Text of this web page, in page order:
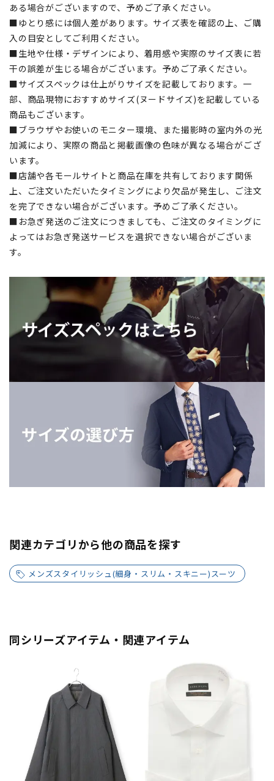
ある場合がございますので、予めご了承ください。
■ゆとり感には個人差があります。サイズ表を確認の上、ご購
入の目安としてご利用ください。
■生地や仕様・デザインにより、着用感や実際のサイズ表に若
干の誤差が生じる場合がございます。予めご了承ください。
■サイズスペックは仕上がりサイズを記載しております。一
部、商品現物におすすめサイズ(ヌードサイズ)を記載している
商品もございます。
■ブラウザやお使いのモニター環境、また撮影時の室内外の光
加減により、実際の商品と掲載画像の色味が異なる場合がござ
います。
■店舗や各モールサイトと商品在庫を共有しております関係
上、ご注文いただいたタイミングにより欠品が発生し、ご注文
を完了できない場合がございます。予めご了承ください。
■お急ぎ発送のご注文につきましても、ご注文のタイミングに
よってはお急ぎ発送サービスを選択できない場合がございま
す。
関連カテゴリから他の商品を探す
メンズスタイリッシュ(細身・スリム・スキニー)スーツ
同シリーズアイテム・関連アイテム